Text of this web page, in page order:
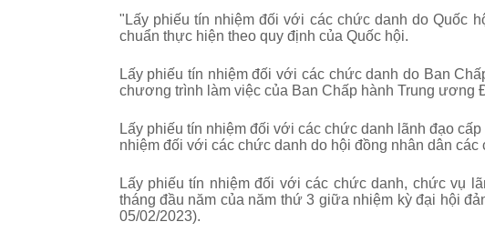
"Lấy phiếu tín nhiệm đối với các chức danh do Quốc
chuẩn thực hiện theo quy định của Quốc hội.
Lấy phiếu tín nhiệm đối với các chức danh do Ban
chương trình làm việc của Ban Chấp hành Trung ương
Lấy phiếu tín nhiệm đối với các chức danh lãnh đạo
nhiệm đối với các chức danh do hội đồng nhân dân các
Lấy phiếu tín nhiệm đối với các chức danh, chức vụ
tháng đầu năm của năm thứ 3 giữa nhiệm kỳ đại hội
05/02/2023).